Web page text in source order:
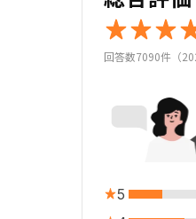
回答数7090件（
5